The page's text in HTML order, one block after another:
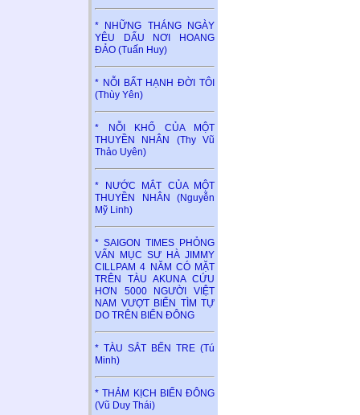
* NHỮNG THÁNG NGÀY
YÊU DẤU NƠI HOANG
ĐẢO (Tuấn Huy)
* NỖI BẤT HẠNH ĐỜI TÔI
(Thùy Yên)
* NỖI KHỔ CỦA MỘT
THUYỀN NHÂN (Thy Vũ
Thảo Uyên)
* NƯỚC MẮT CỦA MỘT
THUYỀN NHÂN (Nguyễn
Mỹ Linh)
* SAIGON TIMES PHỎNG
VẤN MỤC SƯ HÀ JIMMY
CILLPAM 4 NĂM CÓ MẶT
TRÊN TÀU AKUNA CỨU
HƠN 5000 NGƯỜI VIỆT
NAM VƯỢT BIỂN TÌM TỰ
DO TRÊN BIỂN ĐÔNG
* TÀU SẮT BẾN TRE (Tú
Minh)
* THẢM KỊCH BIỂN ĐÔNG
(Vũ Duy Thái)